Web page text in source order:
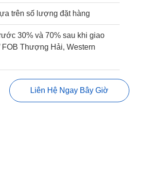
trên số lượng đặt hàng
30% và 70% sau khi giao
FOB Thượng Hải, Western
Liên Hệ Ngay Bây Giờ